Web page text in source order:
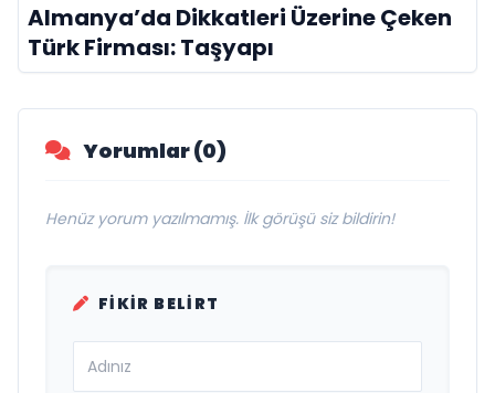
Almanya’da Dikkatleri Üzerine Çeken
Türk Firması: Taşyapı
Yorumlar (0)
Henüz yorum yazılmamış. İlk görüşü siz bildirin!
FIKIR BELIRT